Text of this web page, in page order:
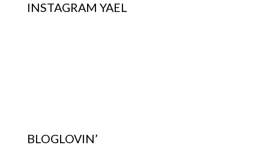
INSTAGRAM YAEL
BLOGLOVIN’